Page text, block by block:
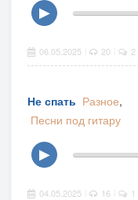
▶
06.05.2025 20 2
Не спать Разное,
Песни под гитару
▶
04.05.2025 16 1